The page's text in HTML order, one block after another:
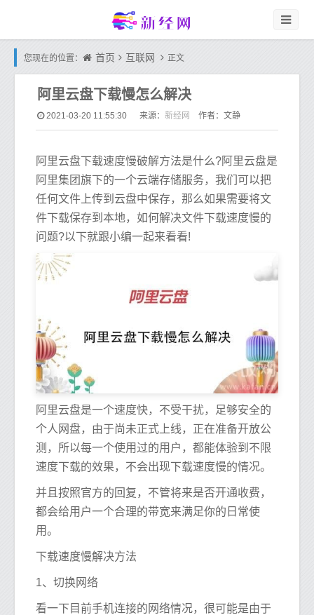
您现在的位置： 首页 互联网 正文
阿里云盘下载慢怎么解决
2021-03-20 11:55:30 来源： 新经网 作者：文静
阿里云盘下载速度慢破解方法是什么?阿里云盘是
阿里集团旗下的一个云端存储服务，我们可以把
任何文件上传到云盘中保存，那么如果需要将文
件下载保存到本地，如何解决文件下载速度慢的
问题?以下就跟小编一起来看看!
阿里云盘是一个速度快，不受干扰，足够安全的
个人网盘，由于尚未正式上线，正在准备开放公
测，所以每一个使用过的用户，都能体验到不限
速度下载的效果，不会出现下载速度慢的情况。
并且按照官方的回复，不管将来是否开通收费，
都会给用户一个合理的带宽来满足你的日常使
用。
下载速度慢解决方法
1、切换网络
看一下目前手机连接的网络情况，很可能是由于